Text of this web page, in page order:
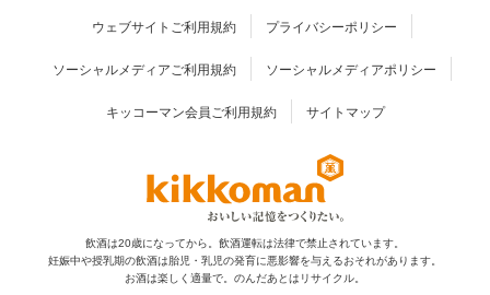
ウェブサイトご利用規約 プライバシーポリシー
ソーシャルメディアご利用規約 ソーシャルメディアポリシー
キッコーマン会員ご利用規約 サイトマップ
飲酒は20歳になってから。飲酒運転は法律で禁止されています。
妊娠中や授乳期の飲酒は胎児・乳児の発育に悪影響を与えるおそれがあります。
お酒は楽しく適量で。のんだあとはリサイクル。